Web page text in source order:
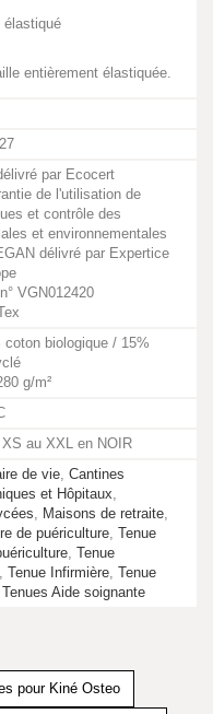
élastiqué
entièrement élastiquée.
par Ecocert
de l'utilisation de
et contrôle des
et environnementales
délivré par Expertice
VGN012420
coton biologique / 15%
g/m²
au XXL en NOIR
de vie, Cantines
et Hôpitaux,
, Maisons de retraite,
de puériculture, Tenue
, Tenue
, Tenue Infirmière, Tenue
Tenues Aide soignante
pour Kiné Osteo